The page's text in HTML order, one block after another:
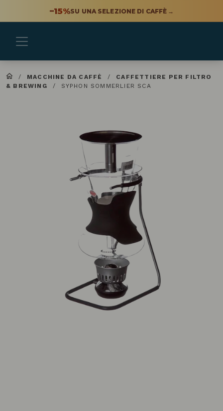
−15%SU UNA SELEZIONE DI CAFFÈ →
/ MACCHINE DA CAFFÈ /
CAFFETTIERE PER FILTRO
& BREWING
/ SYPHON SOMMERLIER SCA